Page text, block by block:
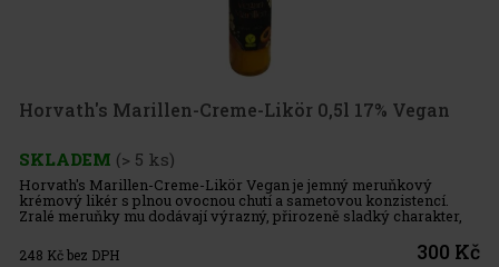
Horvath's Marillen-Creme-Likör 0,5l 17% Vegan
SKLADEM (> 5 ks)
Horvath's Marillen-Creme-Likör Vegan je jemný meruňkový
krémový likér s plnou ovocnou chutí a sametovou konzistencí.
Zralé meruňky mu dodávají výrazný, přirozeně sladký charakter,
který doplňuje hladký a harmonický závěr. Veganská receptura
využívá
248 Kč bez DPH 300 Kč